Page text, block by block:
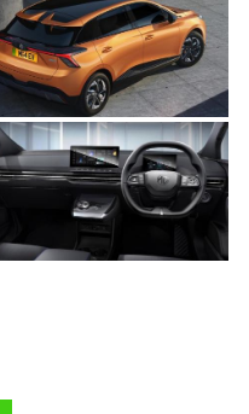
contener errores.
optimiza